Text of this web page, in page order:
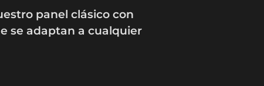
panel clásico con
se adaptan a cualquier